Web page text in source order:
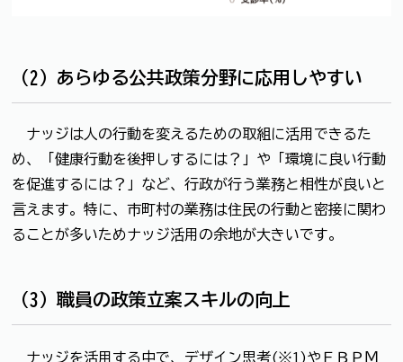
（2）あらゆる公共政策分野に応用しやすい
ナッジは人の行動を変えるための取組に活用できるた
め、「健康行動を後押しするには？」や「環境に良い行動
を促進するには？」など、行政が行う業務と相性が良いと
言えます。特に、市町村の業務は住民の行動と密接に関わ
ることが多いためナッジ活用の余地が大きいです。
（3）職員の政策立案スキルの向上
ナッジを活用する中で、デザイン思考(※1)やＥＢＰＭ